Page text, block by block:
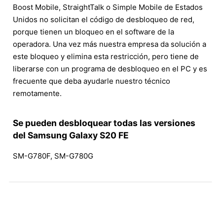
Boost Mobile, StraightTalk o Simple Mobile de Estados
Unidos no solicitan el código de desbloqueo de red,
porque tienen un bloqueo en el software de la
operadora. Una vez más nuestra empresa da solución a
este bloqueo y elimina esta restricción, pero tiene de
liberarse con un programa de desbloqueo en el PC y es
frecuente que deba ayudarle nuestro técnico
remotamente.
Se pueden desbloquear todas las versiones
del Samsung Galaxy S20 FE
SM-G780F, SM-G780G